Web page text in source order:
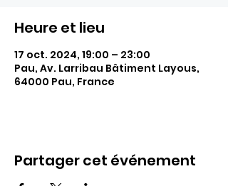
Heure et lieu
17 oct. 2024, 19:00 – 23:00
Pau, Av. Larribau Bâtiment Layous,
64000 Pau, France
Partager cet événement